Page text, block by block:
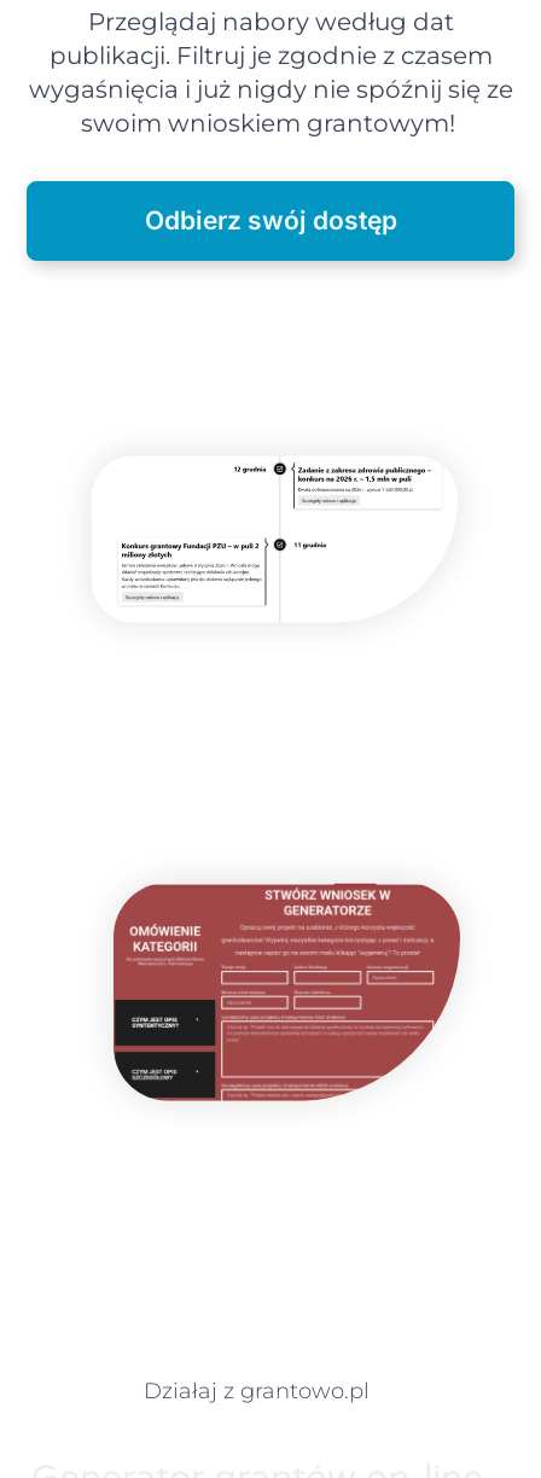
Przeglądaj nabory według dat
publikacji. Filtruj je zgodnie z czasem
wygaśnięcia i już nigdy nie spóźnij się ze
swoim wnioskiem grantowym!
Odbierz swój dostęp
Działaj z grantowo.pl